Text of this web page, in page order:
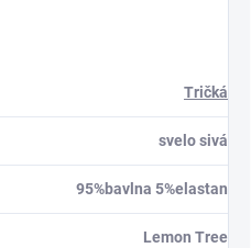
Tričká
svelo sivá
95%bavlna 5%elastan
Lemon Tree